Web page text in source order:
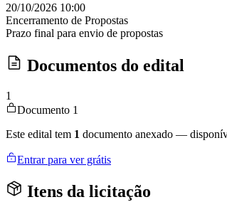
20/10/2026 10:00
Encerramento de Propostas
Prazo final para envio de propostas
Documentos do edital
1
Documento 1
Este edital tem 1 documento anexado —
Entrar para ver grátis
Itens da licitação